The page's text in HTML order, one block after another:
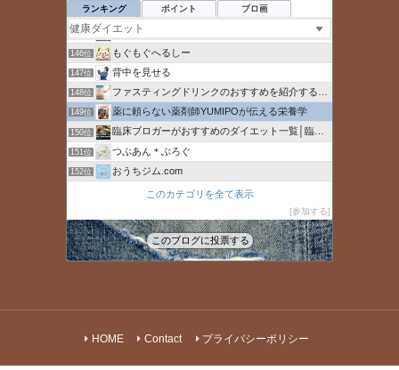
ランキング ポイント ブロ画
144位 そらまめ減塩健康通信
145位 Fit Journal
146位 もぐもぐへるしー
147位 背中を見せる
148位 ファスティングドリンクのおすすめを紹介するブログ
149位 薬に頼らない薬剤師YUMIPOが伝える栄養学
150位 臨床ブロガーがおすすめのダイエット一覧│臨床ブロガー
151位 つぶあん＊ぶろぐ
152位 おうちジム.com
50代からのアラフィフ人生の楽しみ方
155位 某トレーナー日誌
156位 カイラックス大泉学園院
このカテゴリを全て表示
参加する
このブログに投票する
HOME Contact プライバシーポリシー